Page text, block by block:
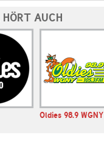
AUCH
Oldies 98.9 WGNY